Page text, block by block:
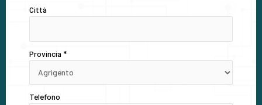
Città
Provincia *
Telefono